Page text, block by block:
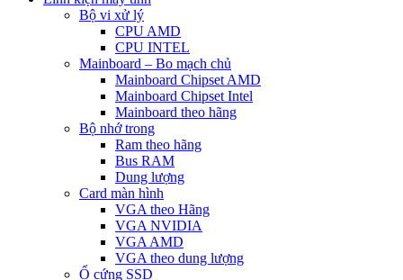
Bộ vi xử lý
CPU AMD
CPU INTEL
Mainboard – Bo mạch chủ
Mainboard Chipset AMD
Mainboard Chipset Intel
Mainboard theo hãng
Bộ nhớ trong
Ram theo hãng
Bus RAM
Dung lượng
Card màn hình
VGA theo Hãng
VGA NVIDIA
VGA AMD
VGA theo dung lượng
Ổ cứng SSD